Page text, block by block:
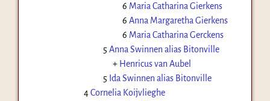
6 Maria Catharina Gierkens
6 Anna Margaretha Gierkens
6 Maria Catharina Gerckens
5 Anna Swinnen alias Bitonville
+ Henricus van Aubel
5 Ida Swinnen alias Bitonville
4Cornelia Koijvlieghe